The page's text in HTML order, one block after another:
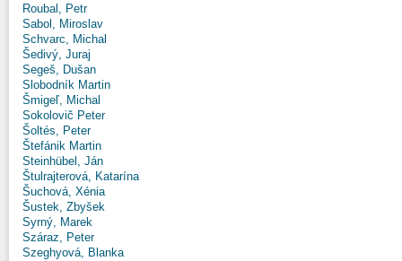
Roubal, Petr
Sabol, Miroslav
Schvarc, Michal
Šedivý, Juraj
Segeš, Dušan
Slobodník Martin
Šmigeľ, Michal
Sokolovič Peter
Šoltés, Peter
Štefánik Martin
Steinhübel, Ján
Štulrajterová, Katarína
Šuchová, Xénia
Šustek, Zbyšek
Syrný, Marek
Száraz, Peter
Szeghyová, Blanka